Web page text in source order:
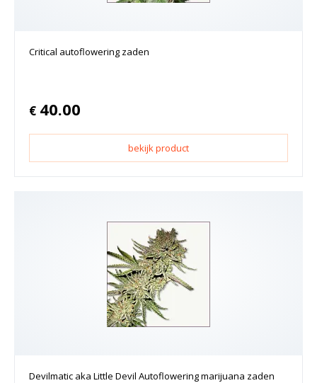
Critical autoflowering zaden
€ 40.00
bekijk product
Devilmatic aka Little Devil Autoflowering marijuana zaden